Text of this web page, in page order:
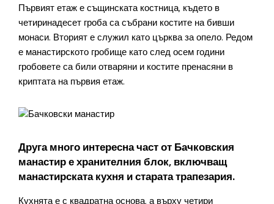
Първият етаж е същинската костница, където в
четиринадесет гроба са събрани костите на бивши
монаси. Вторият е служил като църква за опело. Редом
е манастирското гробище като след осем години
гробовете са били отваряни и костите пренасяни в
криптата на първия етаж.
Друга много интересна част от Бачковския
манастир е хранителния блок, включващ
манастирската кухня и старата трапезария.
Кухнята е с квадратна основа, а върху четири